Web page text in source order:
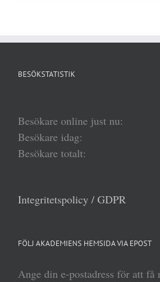
BESÖKSTATISTIK
Besökare online just nu:
Besökare idag:
Besökare totalt:
Integritetspolicy / GDPR
FÖLJ AKADEMIENS HEMSIDA VIA EPOST
Ange din e-postadress för att få